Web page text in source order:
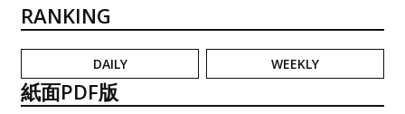
RANKING
DAILY WEEKLY
紙面PDF版